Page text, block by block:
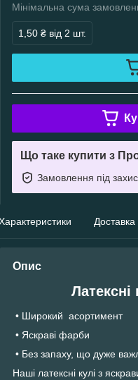
Мінімальна сума
1,50 ₴ від 2 шт.
Що таке купити з
Замовлення під
Доставка
Опис
Латексні
• Широкий асортимент
• Яскраві фарби
• Без запаху, що дуже
Наші латексні кулі з